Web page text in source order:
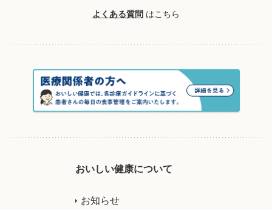
よくある質問 はこちら
おいしい健康について
お知らせ